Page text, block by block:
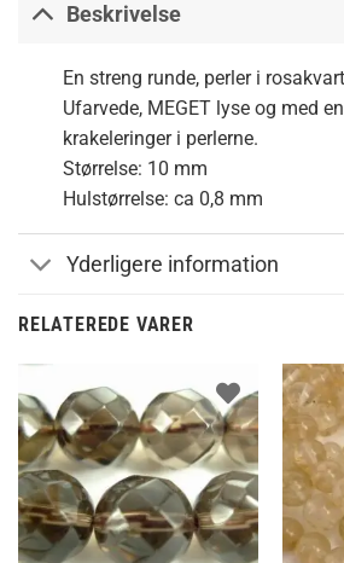
Beskrivelse
En streng runde, perler i
Ufarvede, MEGET lyse og med
krakeleringer i perlerne.
Størrelse: 10 mm
Hulstørrelse: ca 0,8 mm
Yderligere information
RELATEREDE VARER